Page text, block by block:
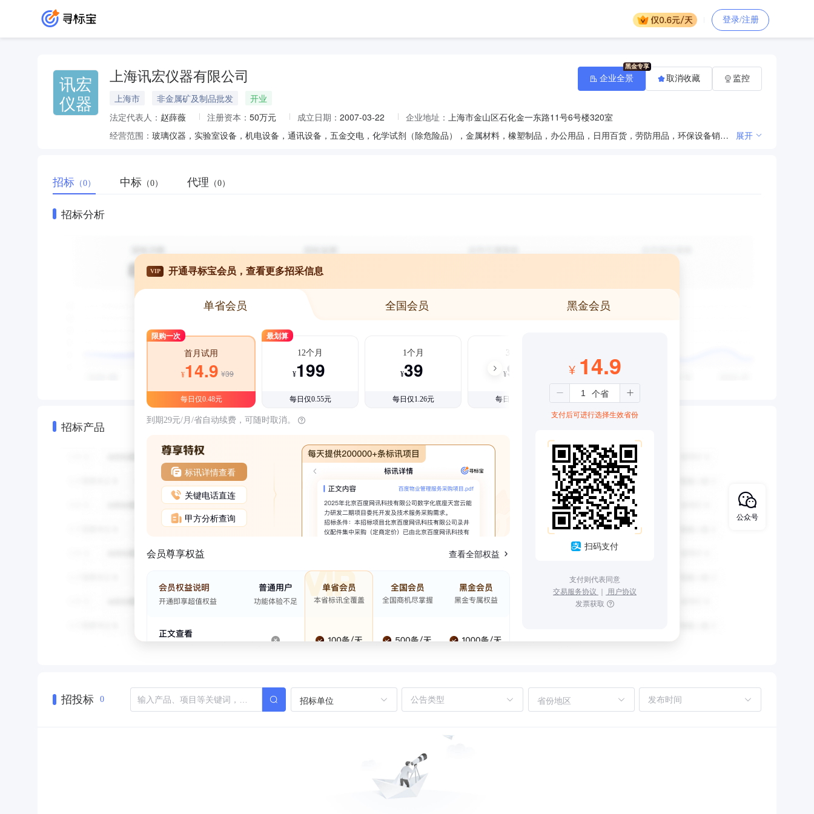
登录/注册
讯宏
仪器
上海讯宏仪器有限公司
上海市 非金属矿及制品批发
开业
法定代表人： 赵薛薇 注册资本： 50万元 成立日期： 2007-03-22 企业地址： 上海市金山区石化金一东路11号6号楼320室
经营范围：
玻璃仪器，实验室设备，机电设备，通讯设备，五金交电，化学试剂（除危险品），金属材料，橡塑制品，办公用品，日用百货，劳防用品，环保设备销售，机电设备安装及维修。 【依法须经批准的项目，经相关部门批准后方可开展经营活动】 展开
企业全景 取消收藏 监控
招标 （0） 中标 （0） 代理 （0）
招标分析
招标产品
VIP 开通寻标宝会员，查看更多招采信息
单省会员 全国会员 黑金会员
限购一次
首月试用
¥14.9 ¥39
每日仅0.48元
最划算
12个月
¥199
每日仅0.55元
1个月
¥39
每日仅1.26元
3个月
¥99
每日仅1.08元
到期29元/月/省自动续费，可随时取消。
标讯详情查看
关键电话直连
甲方分析查询
会员尊享权益 查看全部权益
¥ 14.9
支付后可进行选择生效省份
扫码支付
支付则代表同意
交易服务协议 ｜ 用户协议
发票获取
招投标 0 招标单位 省份地区
公众号